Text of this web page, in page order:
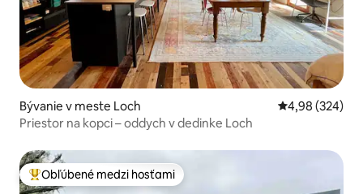
Bývanie v meste Loch Priemerné
4,98 (324)
Priestor na kopci – oddych v dedinke Loch
Najobľúbenejšie medzi hosťami
Obľúbené medzi hosťami